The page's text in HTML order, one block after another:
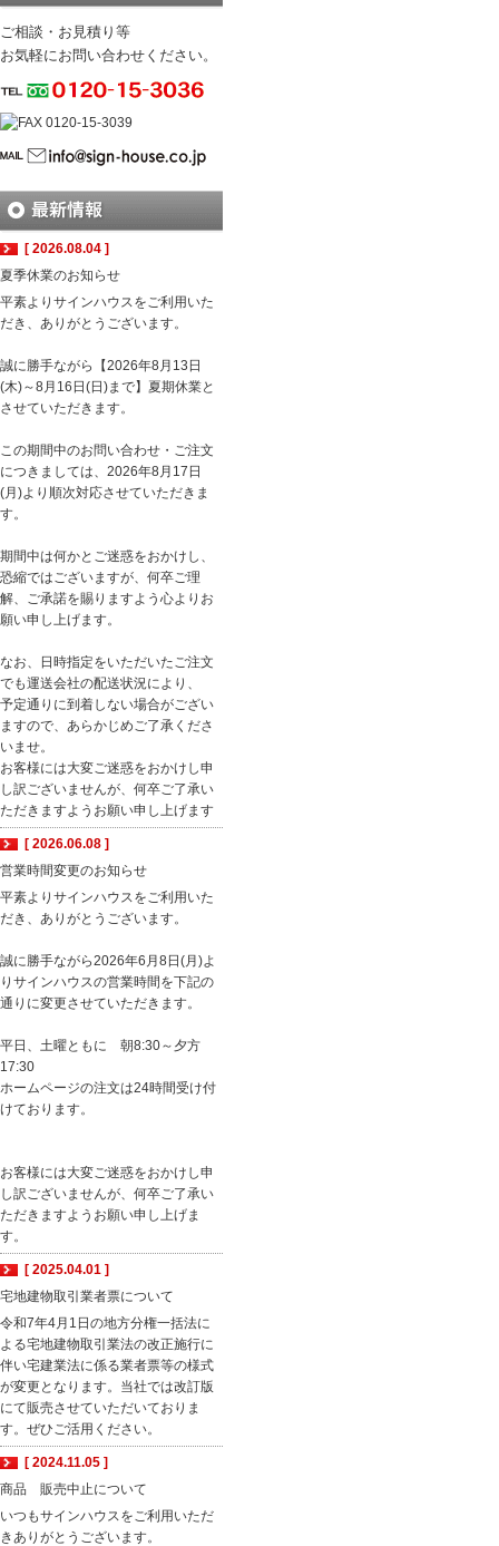
ご相談・お見積り等
お気軽にお問い合わせください。
[ 2026.08.04 ]
夏季休業のお知らせ
平素よりサインハウスをご利用いた
だき、ありがとうございます。
誠に勝手ながら【2026年8月13日
(木)～8月16日(日)まで】夏期休業と
させていただきます。
この期間中のお問い合わせ・ご注文
につきましては、2026年8月17日
(月)より順次対応させていただきま
す。
期間中は何かとご迷惑をおかけし、
恐縮ではございますが、何卒ご理
解、ご承諾を賜りますよう心よりお
願い申し上げます。
なお、日時指定をいただいたご注文
でも運送会社の配送状況により、
予定通りに到着しない場合がござい
ますので、あらかじめご了承くださ
いませ。
お客様には大変ご迷惑をおかけし申
し訳ございませんが、何卒ご了承い
ただきますようお願い申し上げます
[ 2026.06.08 ]
営業時間変更のお知らせ
平素よりサインハウスをご利用いた
だき、ありがとうございます。
誠に勝手ながら2026年6月8日(月)よ
りサインハウスの営業時間を下記の
通りに変更させていただきます。
平日、土曜ともに 朝8:30～夕方
17:30
ホームページの注文は24時間受け付
けております。
お客様には大変ご迷惑をおかけし申
し訳ございませんが、何卒ご了承い
ただきますようお願い申し上げま
す。
[ 2025.04.01 ]
宅地建物取引業者票について
令和7年4月1日の地方分権一括法に
よる宅地建物取引業法の改正施行に
伴い宅建業法に係る業者票等の様式
が変更となります。当社では改訂版
にて販売させていただいておりま
す。ぜひご活用ください。
[ 2024.11.05 ]
商品 販売中止について
いつもサインハウスをご利用いただ
きありがとうございます。